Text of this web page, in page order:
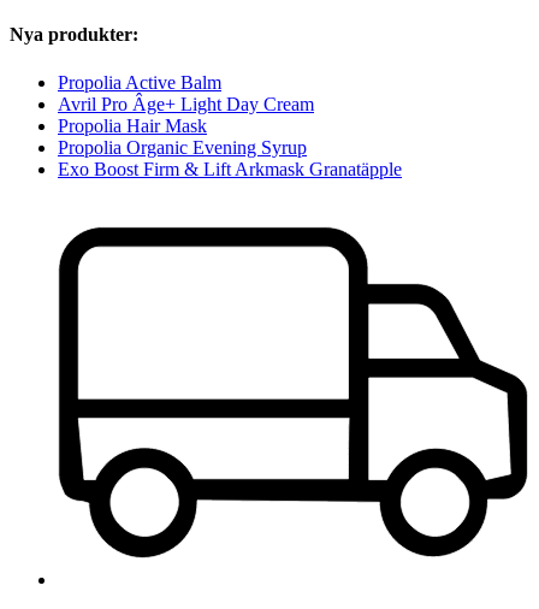
Nya produkter:
Propolia Active Balm
Avril Pro Âge+ Light Day Cream
Propolia Hair Mask
Propolia Organic Evening Syrup
Exo Boost Firm & Lift Arkmask Granatäpple